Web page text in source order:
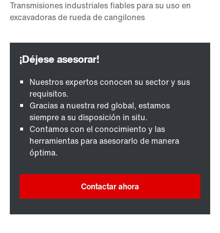
Nuestros expertos conocen su sector y sus
requisitos.
Gracias a nuestra red global, estamos
siempre a su disposición in situ.
Contamos con el conocimiento y las
herramientas para asesorarlo de manera
óptima.
Contactar ahora